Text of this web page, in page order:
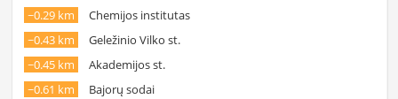
~0.29 km
Chemijos institutas
~0.43 km
Geležinio Vilko st.
~0.45 km
Akademijos st.
~0.61 km
Bajorų sodai